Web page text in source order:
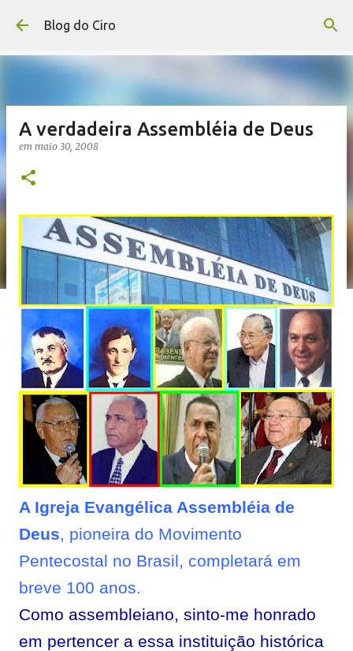
Blog do Ciro
A verdadeira Assembléia de Deus
em maio 30, 2008
A Igreja Evangélica Assembléia de
Deus, pioneira do Movimento
Pentecostal no Brasil, completará em
breve 100 anos.
Como assembleiano, sinto-me honrado
em pertencer a essa instituição histórica